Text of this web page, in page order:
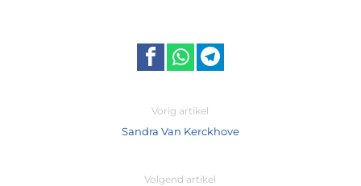
Vorig artikel
Sandra Van Kerckhove
Volgend artikel